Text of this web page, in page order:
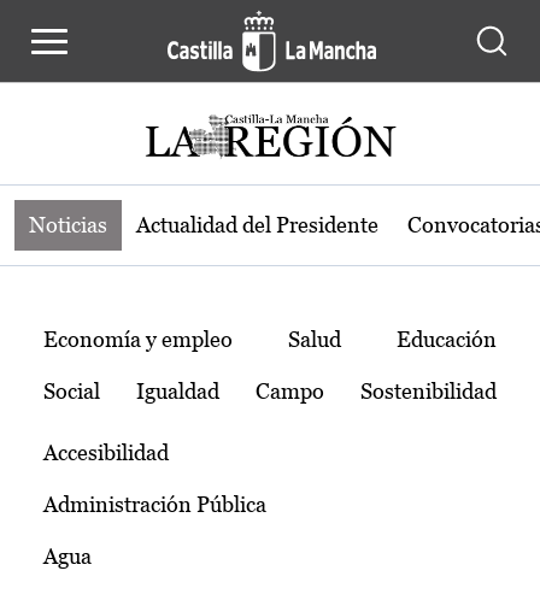
Noticias de la región de Castilla-La
Noticias Actualidad del Presidente
Temas
Economía y empleo Salud Educación
Social Igualdad Campo Sostenibilidad
Accesibilidad
Administración Pública
Agua